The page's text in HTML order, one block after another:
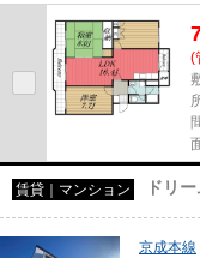
(
賃貸｜マンション ドリ
京成本線